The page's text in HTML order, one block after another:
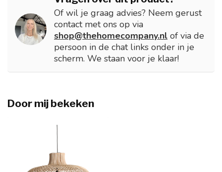
Of wil je graag advies? Neem gerust
contact met ons op via
shop@thehomecompany.nl of via de
persoon in de chat links onder in je
scherm. We staan voor je klaar!
Door mij bekeken